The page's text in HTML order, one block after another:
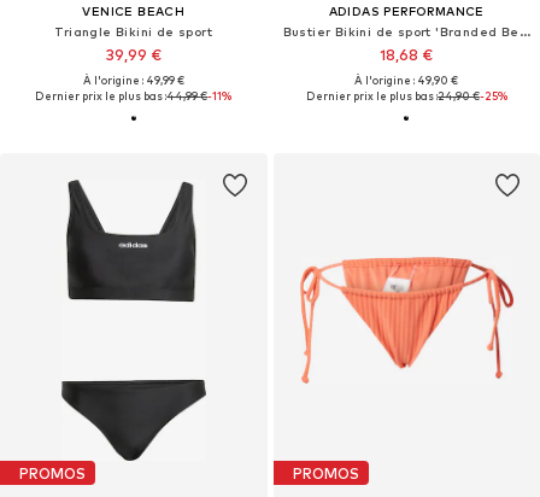
VENICE BEACH
Triangle Bikini de sport
39,99 €
À l'origine : 49,99 €
Dernier prix le plus bas :44,99 €-11%
ADIDAS PERFORMANCE
Bustier Bikini de sport 'Branded Beach'
18,68 €
À l'origine : 49,90 €
Dernier prix le plus bas :24,90 €-25%
PROMOS PROMOS